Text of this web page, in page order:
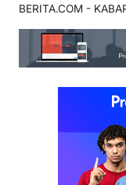
BERITA.COM -